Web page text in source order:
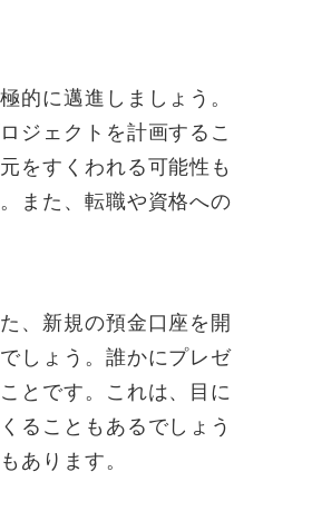
的に邁進しましょう。
ジェクトを計画するこ
をすくわれる可能性も
また、転職や資格への
、新規の預金口座を開
しょう。誰かにプレゼ
とです。これは、目に
ることもあるでしょう
あります。